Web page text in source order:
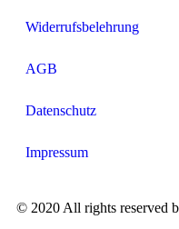
Widerrufsbelehrung
AGB
Datenschutz
Impressum
© 2020 All rights reserved